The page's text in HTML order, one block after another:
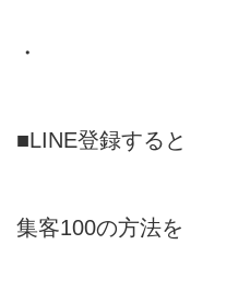
・
■LINE登録すると
集客100の方法を